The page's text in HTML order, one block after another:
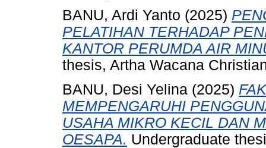
BANU, Ardi Yanto (2025)
PELATIHAN TERHADAP
KANTOR PERUMDA AIR
thesis, Artha Wacana
BANU, Desi Yelina (2025)
MEMPENGARUHI
USAHA MIKRO KECIL DAN
OESAPA. Undergraduate